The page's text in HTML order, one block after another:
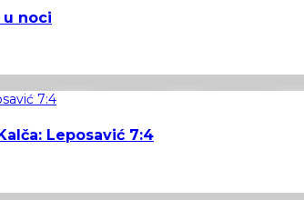
noci
Leposavić 7:4